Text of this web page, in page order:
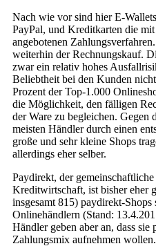
Nach wie vor sind hier E-
PayPal, und Kreditkarten die
angebotenen
weiterhin der Rechnungskauf.
zwar ein relativ hohes
Beliebtheit bei den Kunden
Prozent der Top-1.000
die Möglichkeit, den fälligen
der Ware zu begleichen. Gegen
meisten Händler durch einen
große und sehr kleine Shops
allerdings eher selber.
Paydirekt, der
Kreditwirtschaft, ist bisher eher
insgesamt 815) paydirekt-
Onlinehändlern (Stand:
Händler geben aber an, dass
Zahlungsmix aufnehmen wollen.